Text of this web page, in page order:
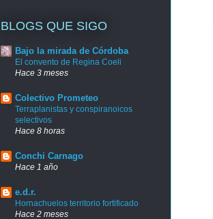
BLOGS QUE SIGO
Bajo la mirada de Córdoba
El convento de Regina Coeli
Hace 3 meses
Colectivo Prometeo
Terraplanistas y conspiranoicos
selectivos
Hace 8 horas
Conchi Carnago
Hace 1 año
e.d.r.
Hornachuelos territorio fortificado
Hace 2 meses